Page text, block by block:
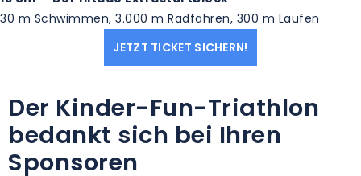
30 m Schwimmen, 3.000 m Radfahren, 300 m Laufen
JETZT TICKET SICHERN!
Der Kinder-Fun-Triathlon
bedankt sich bei Ihren
Sponsoren